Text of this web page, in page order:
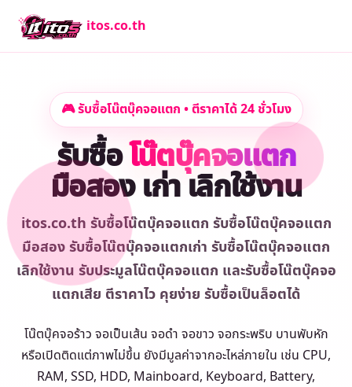
itos.co.th
🎮 รับซื้อโน๊ตบุ๊คจอแตก • ตีราคาได้ 24 ชั่วโมง
รับซื้อโน๊ตบุ๊คจอแตก
มือสอง เก่า เลิกใช้งาน
itos.co.th รับซื้อโน๊ตบุ๊คจอแตก รับซื้อโน๊ตบุ๊คจอแตก
มือสอง รับซื้อโน๊ตบุ๊คจอแตกเก่า รับซื้อโน๊ตบุ๊คจอแตก
เลิกใช้งาน รับประมูลโน๊ตบุ๊คจอแตก และรับซื้อโน๊ตบุ๊คจอ
แตกเสีย ตีราคาไว คุยง่าย รับซื้อเป็นล็อตได้
โน๊ตบุ๊คจอร้าว จอเป็นเส้น จอดำ จอขาว จอกระพริบ บานพับหัก
หรือเปิดติดแต่ภาพไม่ขึ้น ยังมีมูลค่าจากอะไหล่ภายใน เช่น CPU,
RAM, SSD, HDD, Mainboard, Keyboard, Battery,